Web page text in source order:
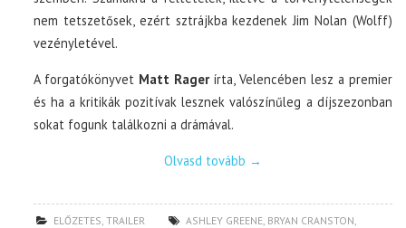
nem tetszetősek, ezért sztrájkba kezdenek Jim Nolan (Wolff)
vezényletével.
A forgatókönyvet Matt Ragerírta, Velencében lesz a premier
és ha a kritikák pozitívak lesznek valószínűleg a díjszezonban
sokat fogunk találkozni a drámával.
Olvasd tovább →
ELŐZETES,TRAILER ASHLEY GREENE, BRYAN CRANSTON,